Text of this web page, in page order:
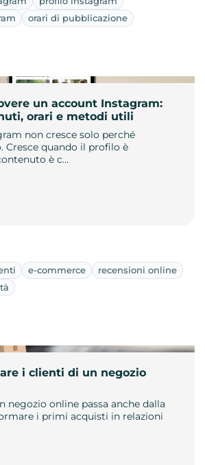
orari di pubblicazione
un account Instagram:
orari e metodi utili
non cresce solo perché
Cresce quando il profilo è
è c…
e-commerce
recensioni online
i clienti di un negozio
negozio online passa anche dalla
i primi acquisti in relazioni